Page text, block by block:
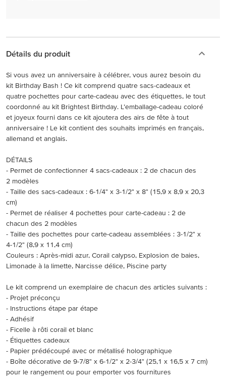
Détails du produit
Si vous avez un anniversaire à célébrer, vous aurez besoin du
kit Birthday Bash ! Ce kit comprend quatre sacs-cadeaux et
quatre pochettes pour carte-cadeau avec des étiquettes, le tout
coordonné au kit Brightest Birthday. L’emballage-cadeau coloré
et joyeux fourni dans ce kit ajoutera des airs de fête à tout
anniversaire ! Le kit contient des souhaits imprimés en français,
allemand et anglais.
DÉTAILS
- Permet de confectionner 4 sacs-cadeaux : 2 de chacun des
2 modèles
- Taille des sacs-cadeaux : 6-1/4" x 3-1/2" x 8" (15,9 x 8,9 x 20,3
cm)
- Permet de réaliser 4 pochettes pour carte-cadeau : 2 de
chacun des 2 modèles
- Taille des pochettes pour carte-cadeau assemblées : 3-1/2" x
4-1/2" (8,9 x 11,4 cm)
Couleurs : Après-midi azur, Corail calypso, Explosion de baies,
Limonade à la limette, Narcisse délice, Piscine party
Le kit comprend un exemplaire de chacun des articles suivants :
- Projet préconçu
- Instructions étape par étape
- Adhésif
- Ficelle à rôti corail et blanc
- Étiquettes cadeaux
- Papier prédécoupé avec or métallisé holographique
- Boîte décorative de 9-7/8" x 6-1/2" x 2-3/4" (25,1 x 16,5 x 7 cm)
pour le rangement ou pour emporter vos fournitures